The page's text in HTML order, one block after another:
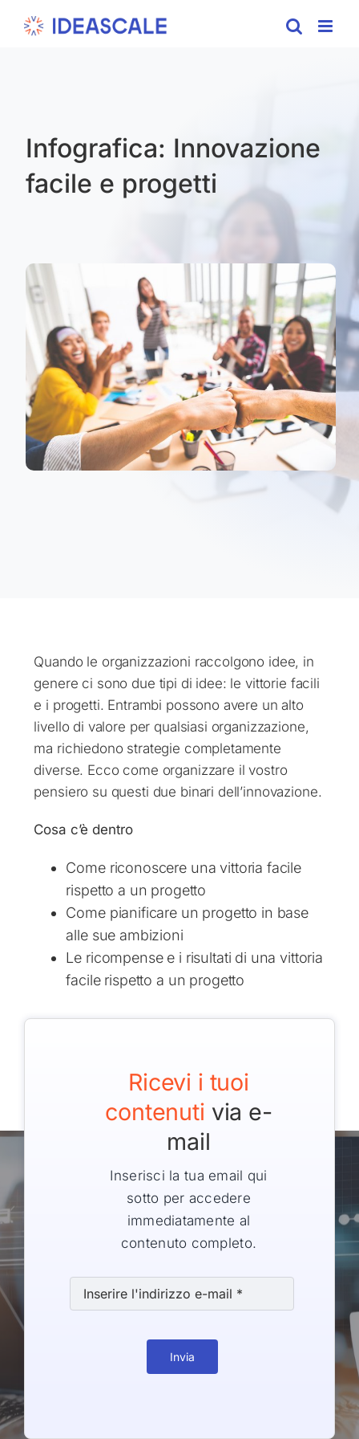
Infografica: Innovazione
facile e progetti
Quando le organizzazioni raccolgono idee, in
genere ci sono due tipi di idee: le vittorie facili
e i progetti. Entrambi possono avere un alto
livello di valore per qualsiasi organizzazione,
ma richiedono strategie completamente
diverse. Ecco come organizzare il vostro
pensiero su questi due binari dell’innovazione.
Cosa c’è dentro
Come riconoscere una vittoria facile
rispetto a un progetto
Come pianificare un progetto in base
alle sue ambizioni
Le ricompense e i risultati di una vittoria
facile rispetto a un progetto
Ricevi i tuoi
contenuti via e-
mail
Inserisci la tua email qui
sotto per accedere
immediatamente al
contenuto completo.
Invia